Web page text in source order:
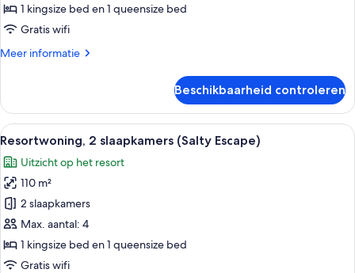
(Aquaholics)
laden
1 kingsize bed en 1 queensize bed
Gratis wifi
Meer informatie
Meer
2
slaapkamers
(Aquaholics)
Beschikbaarheid controleren
Alle
foto's
voor
Resortwoning,
2
slaapkamers
(Salty
Escape)
Een groene golftrolley geparkeerd
13
Resortwoning, 2 slaapkamers (Salty Escape)
Uitzicht op het resort
110 m²
2 slaapkamers
Max. aantal: 4
1 kingsize bed en 1 queensize bed
Gratis wifi